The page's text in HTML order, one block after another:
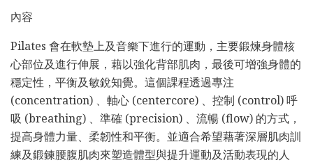
內容
Pilates 會在軟墊上及音樂下進行的運動，主要鍛煉身體核
心部位及進行伸展，藉以強化背部肌肉，最後可增強身體的
穩定性，平衡及敏銳知覺。這個課程透過專注
(concentration) 、軸心 (centercore) 、控制 (control) 呼
吸 (breathing) 、準確 (precision) 、流暢 (flow) 的方式，
提高身體力量、柔韌性和平衡。並適合希望藉著深層肌肉訓
練及鍛鍊腰腹肌肉來塑造體型與提升運動及活動表現的人